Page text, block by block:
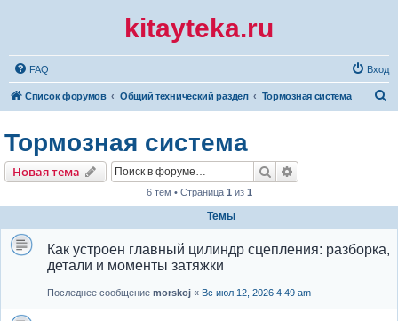
kitayteka.ru
FAQ Вход
Список форумов Общий технический раздел Тормозная система
Тормозная система
Новая тема Поиск
6 тем • Страница 1 из 1
Темы
Как устроен главный цилиндр сцепления: разборка,
детали и моменты затяжки
Последнее сообщение morskoj « Вс июл 12, 2026 4:49 am